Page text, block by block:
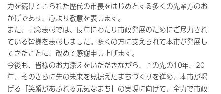
力を続けてこられた歴代の市長をはじめとする多くの先輩方のお
かげであり、心より敬意を表します。
また、記念表彰では、長年にわたり市政発展のためにご尽力され
ている皆様を表彰しました。多くの方に支えられて本市が発展し
てきたことに、改めて感謝申し上げます。
今後も、皆様のお力添えをいただきながら、この先の10年、20
年、そのさらに先の未来を見据えたまちづくりを進め、本市が掲
げる「笑顔があふれる元気なまち」の実現に向けて、全力で市政